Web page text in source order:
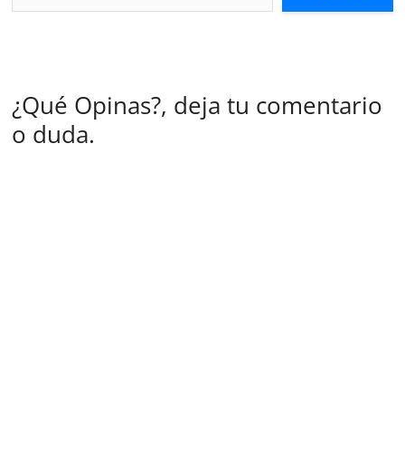
¿Qué Opinas?, deja tu comentario
o duda.